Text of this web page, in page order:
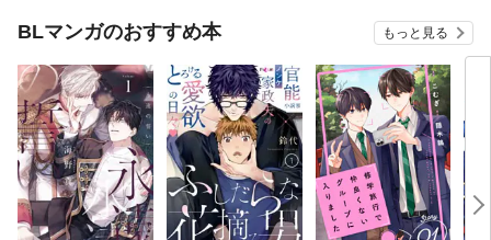
BLマンガのおすすめ本 もっと見る